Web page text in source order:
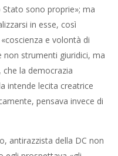
sono proprie»; ma
in esse, così
e volontà di
non strumenti giuridici, ma
che la democrazia
intende lecita creatrice
pensava invece di
antirazzista della DC non